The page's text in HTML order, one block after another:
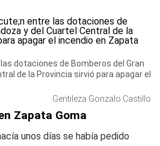
dotaciones de Bomberos del Gran
de la Provincia sirvió para apagar el
Gentileza Gonzalo Castillo
Zapata Goma
unos días se había pedido